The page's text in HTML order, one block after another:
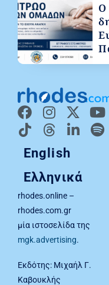
English
Ελληνικά
rhodes.online –
rhodes.com.gr
μία ιστοσελίδα της
mgk.advertising.
Εκδότης: Μιχαήλ Γ.
Καβουκλής
Ο